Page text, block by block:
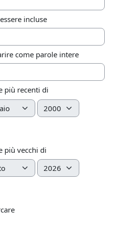
incluse
come parole intere
più recenti di
Anno
più vecchi di
Anno